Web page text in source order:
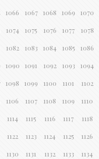
1066 1067 1068 1069 1070
1074 1075 1076 1077 1078
1082 1083 1084 1085 1086
1090 1091 1092 1093 1094
1098 1099 1100 1101 1102
1106 1107 1108 1109 1110
1114 1115 1116 1117 1118
1122 1123 1124 1125 1126
1130 1131 1132 1133 1134